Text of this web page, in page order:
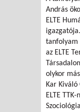
András
ELTE
tanfolyam
az ELTE
olykor
Kar
ELTE